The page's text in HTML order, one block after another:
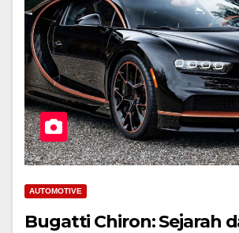
AUTOMOTIVE
Bugatti Chiron: Sejarah